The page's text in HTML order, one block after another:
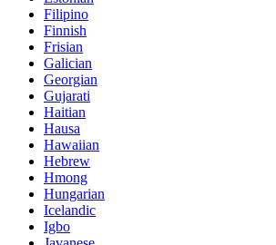
Filipino
Finnish
Frisian
Galician
Georgian
Gujarati
Haitian
Hausa
Hawaiian
Hebrew
Hmong
Hungarian
Icelandic
Igbo